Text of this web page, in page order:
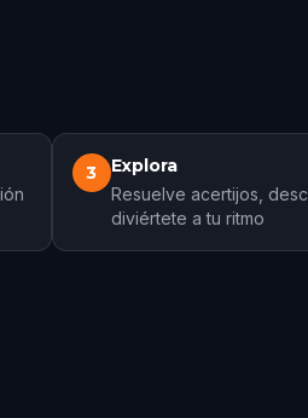
3 Explora
Resuelve acertijos,
diviértete a tu ritmo